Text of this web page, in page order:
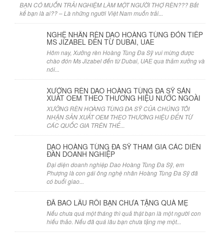
BẠN CÓ MUỐN TRẢI NGHIỆM LÀM MỘT NGƯỜI THỢ RÈN??? Bất
kể bạn là ai?? – Là những người Việt Nam muốn trải...
NGHỆ NHÂN RÈN DAO HOÀNG TÙNG ĐÓN TIẾP
MS JIZABEL ĐẾN TỪ DUBAI, UAE
Hôm nay, Xưởng rèn Hoàng Tùng Đa Sỹ vui mừng được
chào đón Ms Jizabel đến từ Dubai, UAE qua thăm xưởng và
nói...
XƯỞNG RÈN DAO HOÀNG TÙNG ĐA SỸ SẢN
XUẤT OEM THEO THƯƠNG HIỆU NƯỚC NGOÀI
XƯỞNG RÈN HOÀNG TÙNG ĐA SỸ CỦA CHÚNG TÔI
NHẬN SẢN XUẤT OEM THEO THƯƠNG HIỆU ĐẾN TỪ
CÁC QUỐC GIA TRÊN THẾ...
DAO HOÀNG TÙNG ĐA SỸ THAM GIA CÁC DIỄN
ĐÀN DOANH NGHIỆP
Đại diện doanh nghiệp Dao Hoàng Tùng Đa Sỹ, em
Phượng là con gái ông nghệ nhân Hoàng Tùng Đa Sỹ đã
có buổi giao...
ĐÃ BAO LÂU RỒI BẠN CHƯA TẶNG QUÀ MẸ
Nếu chưa quá một tháng thì quả thật bạn là một người con
hiếu thảo. Nếu đã quá lâu bạn chưa tặng mẹ một...